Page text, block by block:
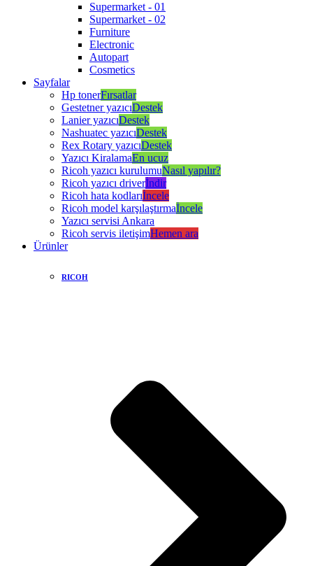
Supermarket - 01
Supermarket - 02
Furniture
Electronic
Autopart
Cosmetics
Sayfalar
Hp tonerFırsatlar
Gestetner yazıcıDestek
Lanier yazıcıDestek
Nashuatec yazıcıDestek
Rex Rotary yazıcıDestek
Yazıcı KiralamaEn ucuz
Ricoh yazıcı kurulumuNasıl yapılır?
Ricoh yazıcı driverİndir
Ricoh hata kodlarıİncele
Ricoh model karşılaştırmaİncele
Yazıcı servisi Ankara
Ricoh servis iletişimHemen ara
Ürünler
RICOH